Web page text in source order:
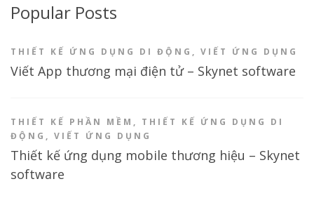
Popular Posts
THIẾT KẾ ỨNG DỤNG DI ĐỘNG , VIẾT ỨNG DỤNG
Viết App thương mại điện tử – Skynet software
THIẾT KẾ PHẦN MỀM , THIẾT KẾ ỨNG DỤNG DI
ĐỘNG , VIẾT ỨNG DỤNG
Thiết kế ứng dụng mobile thương hiệu – Skynet
software